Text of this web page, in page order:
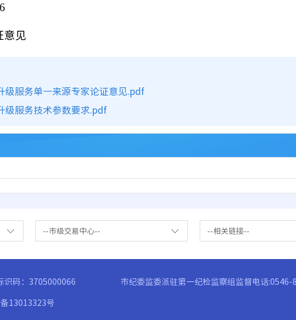
意见
级服务单一来源专家论证意见.pdf
级服务技术参数要求.pdf
--市级交易中心-- --相关链接--
识码：3705000066
市纪委监委派驻第一纪检监察组监督电话:0546-
13013323号